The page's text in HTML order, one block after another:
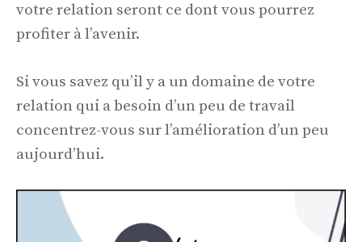
votre relation seront ce dont vous pourrez
profiter à l’avenir.
Si vous savez qu’il y a un domaine de votre
relation qui a besoin d’un peu de travail
concentrez-vous sur l’amélioration d’un peu
aujourd’hui.